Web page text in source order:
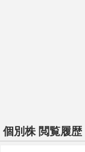
個別株 閲覧履歴